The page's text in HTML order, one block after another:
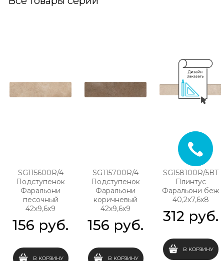
SG115600R/4
Подступенок
Фаральони
песочный
42х9,6х9
156 руб.
В КОРЗИНУ
SG115700R/4
Подступенок
Фаральони
коричневый
42х9,6х9
156 руб.
В КОРЗИНУ
SG158100R/5BT
Плинтус
Фаральони беж
40,2х7,6х8
312 руб.
В КОРЗИНУ